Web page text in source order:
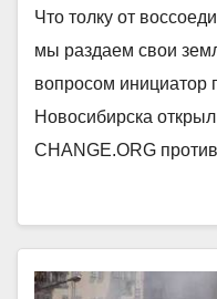
Что толку от
мы раздаем свои
вопросом инициатор
Новосибирска
CHANGE.ORG